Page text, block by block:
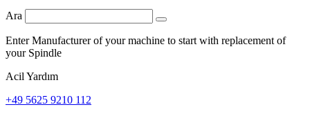
Ara
Enter Manufacturer of your machine to start with replacement of
your Spindle
Acil Yardım
+49 5625 9210 112